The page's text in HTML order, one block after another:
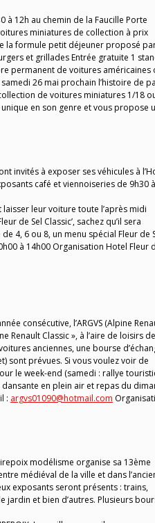
12h au chemin de la Faucille Porte
miniatures de collection à prix
la formule petit déjeuner proposé
et grillades Entrée gratuite 1
permanent de voitures américaines
26 mai prochain l’histoire de
de voitures miniatures 1/18
en son genre et vous propose
invités à exposer ses véhicules à
café et viennoiseries de 9h30 à
leur voiture toute l’après midi
de Sel Classic’, sachez qu’il sera
4, 6 ou 8, un menu spécial Fleur de
à 14h00 Organisation Hotel Fleur
consécutive, l’ARGVS (Alpine
Renault Classic », à l’aire de loisirs de
anciennes, une bourse
sont prévues. Si vous voulez voir de
le week-end (samedi : rallye
en plein air et repas du
: argvs01090@hotmail.com
modélisme organise sa 13ème
médiéval de la ville et dans
exposants seront présents : trains,
et bien d’autres. Plusieurs